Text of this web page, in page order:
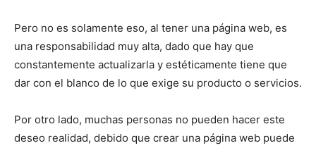
Pero no es solamente eso, al tener una página web, es
una responsabilidad muy alta, dado que hay que
constantemente actualizarla y estéticamente tiene que
dar con el blanco de lo que exige su producto o servicios.
Por otro lado, muchas personas no pueden hacer este
deseo realidad, debido que crear una página web puede